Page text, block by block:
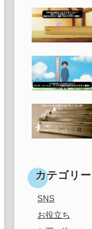
カテゴリー
SNS
お役立ち